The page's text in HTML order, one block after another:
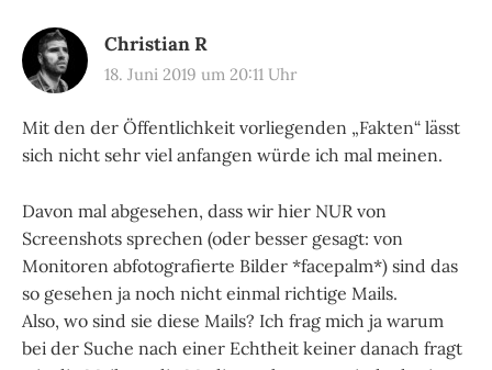
Christian R
18. Juni 2019 um 20:11 Uhr
Mit den der Öffentlichkeit vorliegenden „Fakten“ lässt
sich nicht sehr viel anfangen würde ich mal meinen.
Davon mal abgesehen, dass wir hier NUR von
Screenshots sprechen (oder besser gesagt: von
Monitoren abfotografierte Bilder *facepalm*) sind das
so gesehen ja noch nicht einmal richtige Mails.
Also, wo sind sie diese Mails? Ich frag mich ja warum
bei der Suche nach einer Echtheit keiner danach fragt